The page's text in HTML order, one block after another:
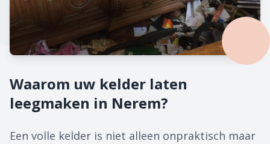
Waarom uw kelder laten
leegmaken in Nerem?
Een volle kelder is niet alleen onpraktisch maar